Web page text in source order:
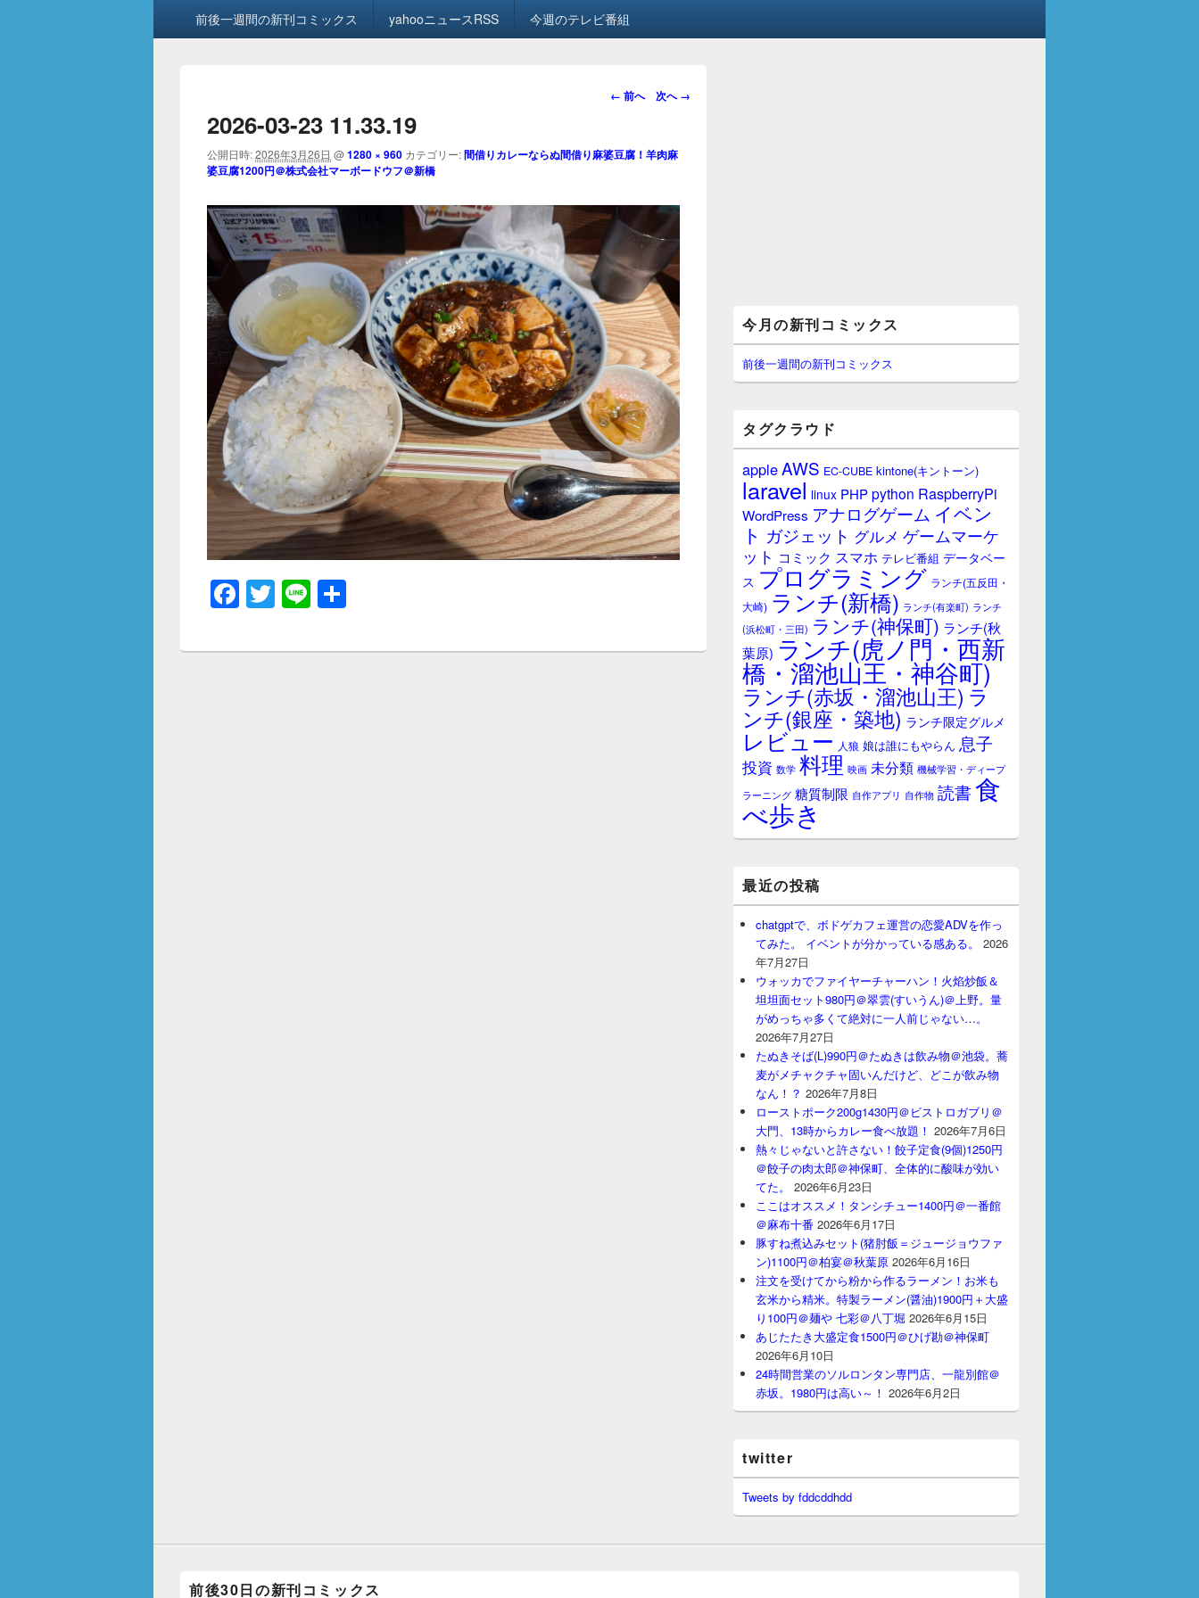
前後一週間の新刊コミックス yahooニュースRSS 今週のテレビ番組
画
ビ
シ
ョ
ン
← 前へ 次へ →
2026-03-23 11.33.19
公開日時:2026年3月26日 @1280 × 960 カテゴリー:間借りカレーならぬ間借り麻婆豆腐！羊肉麻
婆豆腐1200円＠株式会社マーボードウフ＠新橋
F
c
T
tt
Li
e
イ
ン
サ
イ
ー
ジ
ッ
ト
今月の新刊コミックス
前後一週間の新刊コミックス
タグクラウド
appleAWS EC-CUBE kintone(キントーン)
laravel linux PHPpython RaspberryPi
WordPress アナログゲーム イベン
ト ガジェット グルメ ゲームマーケ
ット コミック スマホ テレビ番組 データベー
ス プログラミング ランチ(五反田・
大崎) ランチ(新橋) ランチ(有楽町) ランチ
(浜松町・三田) ランチ(神保町) ランチ(秋
葉原) ランチ(虎ノ門・西新
橋・溜池山王・神谷町)
ランチ(赤坂・溜池山王) ラ
ンチ(銀座・築地) ランチ限定グルメ
レビュー 人狼 娘は誰にもやらん 息子
投資 数学 料理 映画 未分類 機械学習・ディープ
ラーニング 糖質制限 自作アプリ 自作物 読書食
べ歩き
最近の投稿
chatgptで、ボドゲカフェ運営の恋愛ADVを作っ
てみた。 イベントが分かっている感ある。
2026
年7月27日
ウォッカでファイヤーチャーハン！火焰炒飯＆
坦坦面セット980円＠翠雲(すいうん)＠上野。量
がめっちゃ多くて絶対に一人前じゃない…。
2026年7月27日
たぬきそば(L)990円＠たぬきは飲み物＠池袋。蕎
麦がメチャクチャ固いんだけど、どこが飲み物
なん！？ 2026年7月8日
ローストポーク200g1430円＠ビストロガブリ＠
大門、13時からカレー食べ放題！ 2026年7月6日
熱々じゃないと許さない！餃子定食(9個)1250円
＠餃子の肉太郎＠神保町、全体的に酸味が効い
てた。
2026年6月23日
ここはオススメ！タンシチュー1400円＠一番館
＠麻布十番 2026年6月17日
豚すね煮込みセット(猪肘飯＝ジュージョウファ
ン)1100円＠柏宴＠秋葉原 2026年6月16日
注文を受けてから粉から作るラーメン！お米も
玄米から精米。特製ラーメン(醤油)1900円＋大盛
り100円＠麺や 七彩＠八丁堀 2026年6月15日
あじたたき大盛定食1500円＠ひげ勘＠神保町
2026年6月10日
24時間営業のソルロンタン専門店、一龍別館＠
赤坂。1980円は高い～！ 2026年6月2日
twitter
Tweets by fddcddhdd
前後30日の新刊コミックス